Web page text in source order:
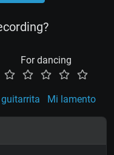
For dancing
Mi lamento